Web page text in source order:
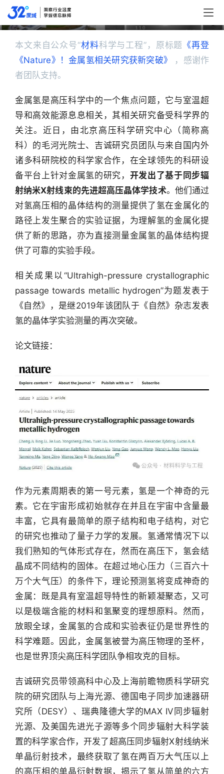
再登《Nature》！金属氢相关研究获新突破
本文来自公众号“材料科学与工程”，原标题 《再登
《Nature》！金属氢相关研究获新突破》
，感谢作
者团队支持。
金属氢是高压科学中的一个焦点问题，它与室温超
导和高效能源息息相关，其相关研究备受科学界的
关注。近日，由北京高压科学研究中心（简称高
科）的毛河光院士、吉诚研究员团队与来自国内外
诸多科研院校的科学家合作，在全球领先的科研设
备平台上针对金属氢的研究， 开发出了基于同步辐
射纳米X射线束的先进超高压晶体学技术。他们通过
对氢高压相的晶体结构的测量提供了氢在金属化的
路径上发生聚合的实验证据，为理解氢的金属化提
供了新的思路，亦为直接测量金属氢的晶体结构提
供了可靠的实验手段。
相关成果以“Ultrahigh-pressure crystallographic
passage towards metallic hydrogen”为题发表于
《自然》，是继2019年该团队于《自然》杂志发表
氢的晶体学实验测量的再次突破。
论文链接：
作为元素周期表的第一号元素，氢是一个神奇的元
素。它在宇宙形成初始就存在并且在宇宙中含量最
丰富，它具有最简单的原子结构和电子结构，对它
的研究也推动了量子力学的发展。氢通常情况下以
我们熟知的气体形式存在，然而在高压下，氢会结
晶成不同结构的固体。在超过地心压力（三百六十
万个大气压）的条件下，理论预测氢将变成神奇的
金属：既是具有室温超导特性的新颖凝聚态，又可
以是极端含能的材料和氢聚变的理想原料。然而，
放眼全球，金属氢的合成和实验表征仍是世界性的
科学难题。因此，金属氢被誉为高压物理的圣杯，
也是世界顶尖高压科学团队争相攻克的目标。
吉诚研究员带领高科中心及上海前瞻物质科学研究
院的研究团队与上海光源、德国电子同步加速器研
究所（DESY）、瑞典隆德大学的MAX IV同步辐射
光源、及美国先进光子源等多个同步辐射大科学装
置的科学家合作，开发了超高压同步辐射X射线纳米
单晶衍射技术，最终获取了氢在两百万大气压以上
的高压相的单晶衍射数据，揭示了氢从简单的六方